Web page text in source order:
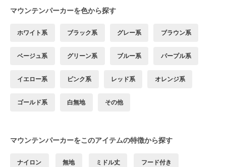
マウンテンパーカーを色から探す
ホワイト系 ブラック系 グレー系 ブラウン系
ベージュ系 グリーン系 ブルー系 パープル系
イエロー系 ピンク系 レッド系 オレンジ系
ゴールド系 白無地 その他
マウンテンパーカーをこのアイテムの特徴から探す
ナイロン 無地 ミドル丈 フード付き